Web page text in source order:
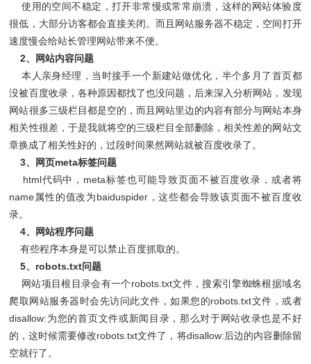
使用的空间不稳定，打开非常慢或常常崩溃，这样的网站体验度
很低，大部分访客都会直接关闭。而且网站服务器不稳定，空间打开
速度慢会给站长管理网站带来不便。
2、网站内容问题
本人亲身经理，当时接手一个新建站做优化，半个多月了首页都
没被百度收录，各种原因都找了也没问题，后来深入分析网站，发现
网站很多三级栏目都是空的，而且网站里边的内容有部分与网站本身
相关性很差，于是我就将空的三级栏目全部删除，相关性差的网站文
章换成了相关性好的，过段时间果然网站就被百度收录了。
3、网页meta标签问题
html代码中，meta标签也可能导致页面不被百度收录，或者将
name属性的值改为baiduspider，这些都会导致该页面不被百度收
录。
4、网站程序问题
有些程序本身是可以禁止百度抓取的。
5、robots.txt问题
网站项目根目录会有一个robots.txt文件，搜索引擎蜘蛛根据域名
爬取网站服务器时会先访问此文件，如果您的robots.txt文件，或者
disallow:为您的首页文件或新闻目录，那么对于网站收录也是不好
的，这时候需要修改robots.txt文件了，将disallow:后边的内容删除留
空就行了。